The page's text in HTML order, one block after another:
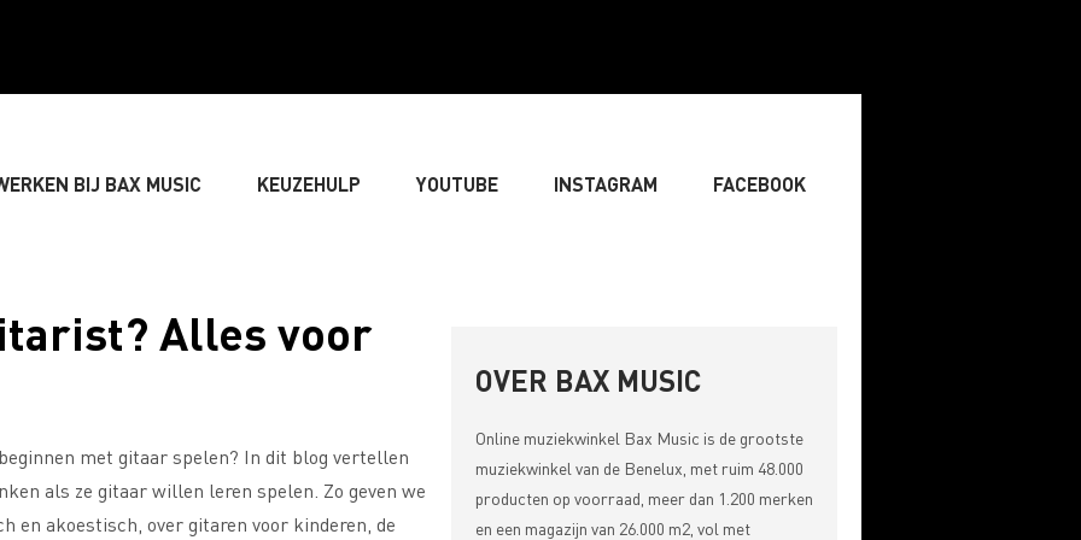
BIJ BAX MUSIC KEUZEHULP YOUTUBE INSTAGRAM FACEBOOK
» SONGWRITING & COMPOSITIE
» MUZIEKTHEORIE
Alles voor
met gitaar spelen? In dit blog vertellen
als ze gitaar willen leren spelen. Zo geven we
en akoestisch, over gitaren voor kinderen, de
OVER BAX MUSIC
Online muziekwinkel Bax Music is de grootste
muziekwinkel van de Benelux, met ruim 48.000
producten op voorraad, meer dan 1.200 merken
en een magazijn van 26.000 m2, vol met